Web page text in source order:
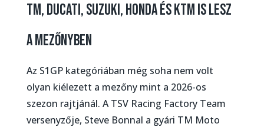
TM, DUCATI, SUZUKI, HONDA ÉS KTM IS LESZ
A MEZŐNYBEN
Az S1GP kategóriában még soha nem volt
olyan kiélezett a mezőny mint a 2026-os
szezon rajtjánál. A TSV Racing Factory Team
versenyzője, Steve Bonnal a gyári TM Moto